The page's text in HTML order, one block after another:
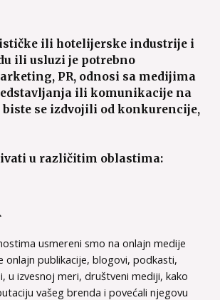
ili hotelijerske industrije i
ili usluzi je potrebno
PR, odnosi sa medijima
ili komunikacije na
se izdvojili od konkurencije,
u različitim oblastima:
usmereni smo na onlajn medije
onlajn publikacije, blogovi, podkasti,
u izvesnoj meri, društveni mediji, kako
vašeg brenda i povećali njegovu